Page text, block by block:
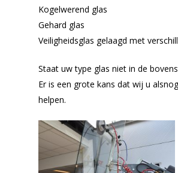
Kogelwerend glas
Gehard glas
Veiligheidsglas gelaagd met
Staat uw type glas niet in de
Er is een grote kans dat wij u
helpen.